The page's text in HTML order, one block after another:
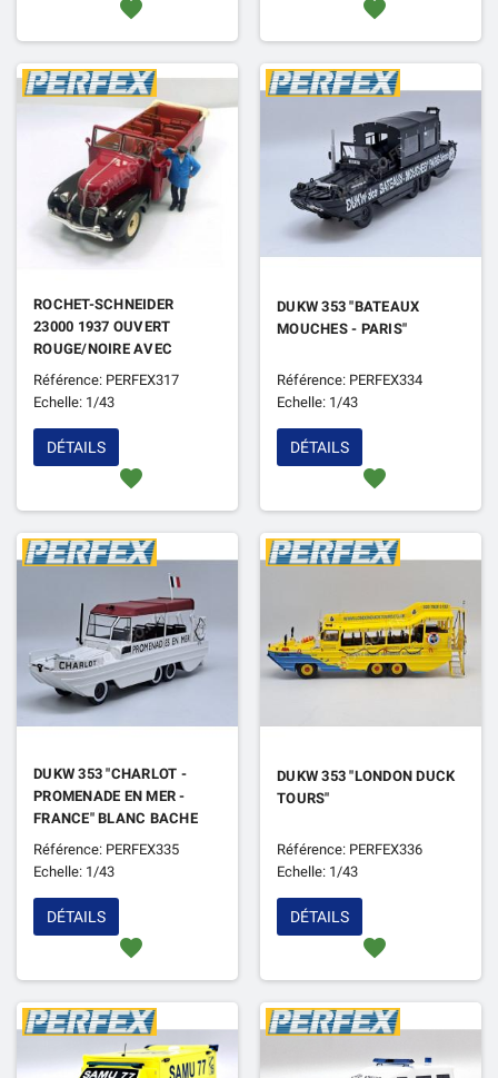
favorite favorite
ROCHET-SCHNEIDER
23000 1937 OUVERT
ROUGE/NOIRE AVEC
FIGURINE (EPUISE)
Référence: PERFEX317
Echelle: 1/43
favorite
DÉTAILS
DUKW 353 "BATEAUX
MOUCHES - PARIS"
Référence: PERFEX334
Echelle: 1/43
favorite
DÉTAILS
DUKW 353 "CHARLOT -
PROMENADE EN MER -
FRANCE" BLANC BACHE
ROUGE GRENAT
Référence: PERFEX335
Echelle: 1/43
favorite
DÉTAILS
DUKW 353 "LONDON DUCK
TOURS"
Référence: PERFEX336
Echelle: 1/43
favorite
DÉTAILS